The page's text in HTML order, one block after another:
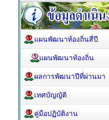
แผนพัฒนาท้องถิ่นสี่ปี
แผนพัฒนาท้องถิ่น
ผลการพัฒนาปีที่ผ่านมา
เทศบัญญัติ
คู่มือปฏิบัติงาน